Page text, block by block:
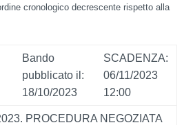
cronologico decrescente rispetto alla
Bando
pubblicato il:
18/10/2023
SCADENZA:
06/11/2023
12:00
PROCEDURA NEGOZIATA